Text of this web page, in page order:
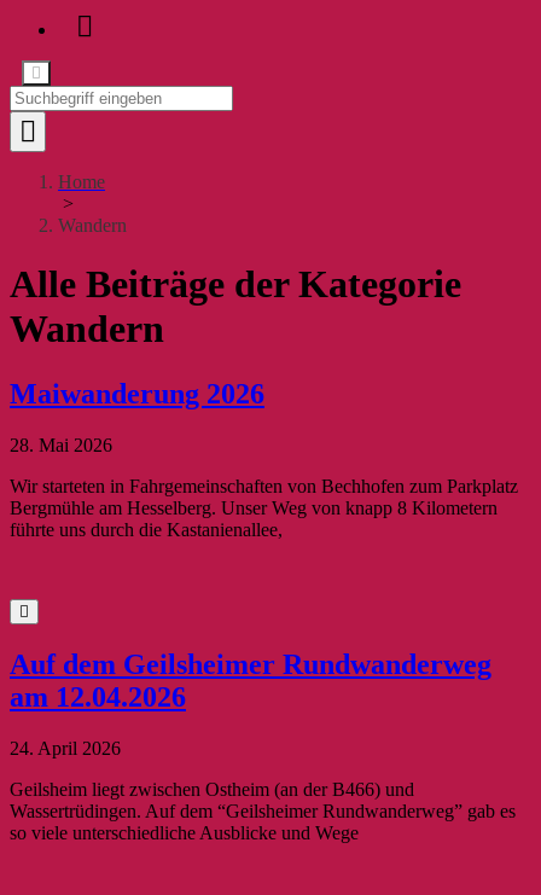
Home
>
Wandern
Alle Beiträge der Kategorie
Wandern
Maiwanderung 2026
28. Mai 2026
Wir starteten in Fahrgemeinschaften von Bechhofen zum Parkplatz
Bergmühle am Hesselberg. Unser Weg von knapp 8 Kilometern
führte uns durch die Kastanienallee,
Auf dem Geilsheimer Rundwanderweg
am 12.04.2026
24. April 2026
Geilsheim liegt zwischen Ostheim (an der B466) und
Wassertrüdingen. Auf dem “Geilsheimer Rundwanderweg” gab es
so viele unterschiedliche Ausblicke und Wege